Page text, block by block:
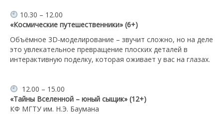
10.30 – 12.00
«Космические путешественники» (6+)
Объёмное 3D-моделирование – звучит сложно, но на деле
это увлекательное превращение плоских деталей в
интерактивную поделку, которая оживает у вас на глазах.
12.00 – 15.00
«Тайны Вселенной – юный сыщик» (12+)
КФ МГТУ им. Н.Э. Баумана